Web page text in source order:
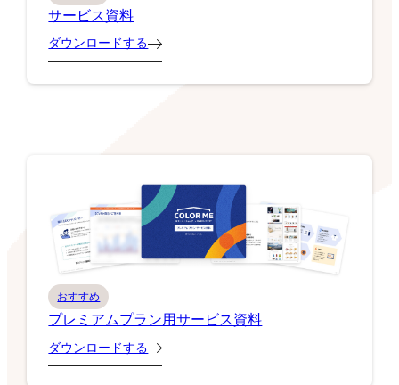
サービス資料
ダウンロードする
おすすめ
プレミアムプラン用サービス資料
ダウンロードする